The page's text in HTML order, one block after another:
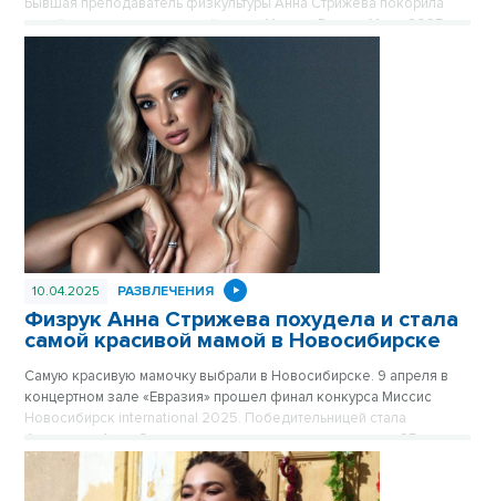
судей и завоевала почетный титул «Миссис Россия Мира-2025».
10.04.2025 РАЗВЛЕЧЕНИЯ
Физрук Анна Стрижева похудела и стала
самой красивой мамой в Новосибирске
Самую красивую мамочку выбрали в Новосибирске. 9 апреля в
концертном зале «Евразия» прошел финал конкурса Миссис
Новосибирск international 2025. Победительницей стала
блондинка Анна Стрижева, которая сумела похудеть на 25
килограммов после рождения ребенка.